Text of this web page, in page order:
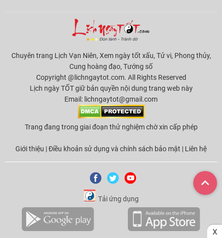
Chuyên trang Lịch Vạn Niên, Xem ngày tốt xấu, Tử vi, Phong thủy,
Cung hoàng đạo, Tướng số
Copyright @lichngaytot.com. All Rights Reserved
Lịch ngày TỐT giữ bản quyền nội dung trang web này
Email: lichngaytot@gmail.com
Trang đang trong giai đoạn thử nghiệm chờ xin cấp phép
Giới thiệu |Điều khoản sử dụng và chính sách bảo mật | Liên hệ
Tải ứng dụng
X